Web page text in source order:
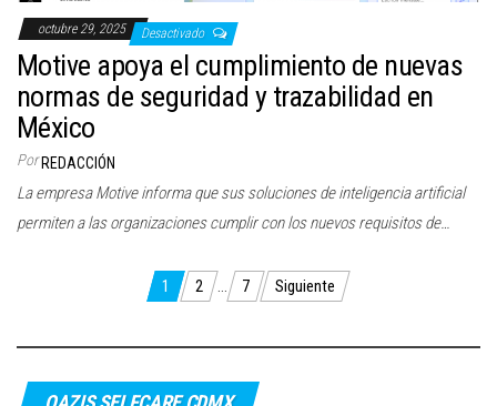
octubre 29, 2025 Desactivado
Motive apoya el cumplimiento de nuevas
normas de seguridad y trazabilidad en
México
PorREDACCIÓN
La empresa Motive informa que sus soluciones de inteligencia artificial
permiten a las organizaciones cumplir con los nuevos requisitos de…
Paginación
entradas
1 2 7 Siguiente